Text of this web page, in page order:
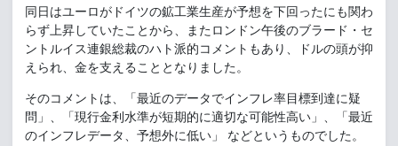
同日はユーロがドイツの鉱工業生産が予想を下回ったにも関わ
らず上昇していたことから、またロンドン午後のブラード・セ
ントルイス連銀総裁のハト派的コメントもあり、ドルの頭が抑
えられ、金を支えることとなりました。
そのコメントは、「最近のデータでインフレ率目標到達に疑
問」、「現行金利水準が短期的に適切な可能性高い」、「最近
のインフレデータ、予想外に低い」 などというものでした。